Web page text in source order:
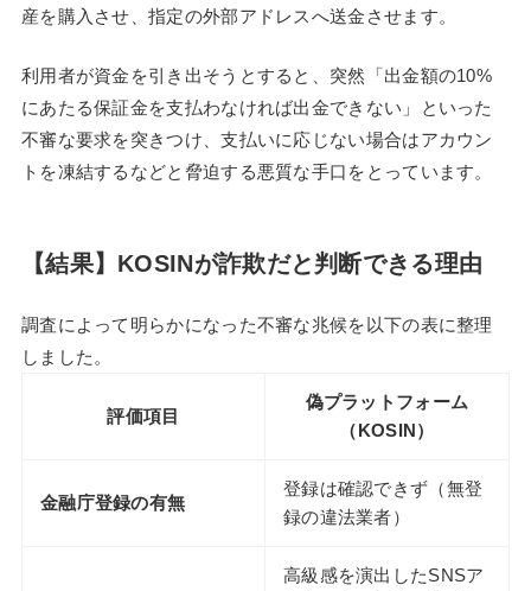
産を購入させ、指定の外部アドレスへ送金させます。
利用者が資金を引き出そうとすると、突然「出金額の10%
にあたる保証金を支払わなければ出金できない」といった
不審な要求を突きつけ、支払いに応じない場合はアカウン
トを凍結するなどと脅迫する悪質な手口をとっています。
【結果】KOSINが詐欺だと判断できる理由
調査によって明らかになった不審な兆候を以下の表に整理
しました。
評価項目
偽プラットフォーム
（KOSIN）
金融庁登録の有無
登録は確認できず（無登
録の違法業者）
高級感を演出したSNSア